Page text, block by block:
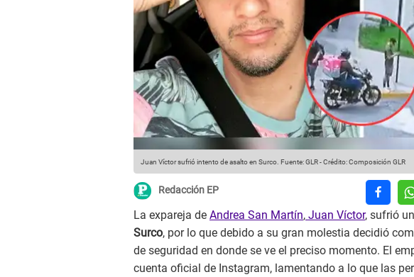
Juan Víctor sufrió intento de asalto en Surco. Fuente: GLR-Crédito: Composición GLR
Redacción EP
La expareja de Andrea San Martín, Juan Víctor, sufrió
Surco, por lo que debido a su gran molestia decidió
de seguridad en donde se ve el preciso momento. El
cuenta oficial de Instagram, lamentando a lo que las